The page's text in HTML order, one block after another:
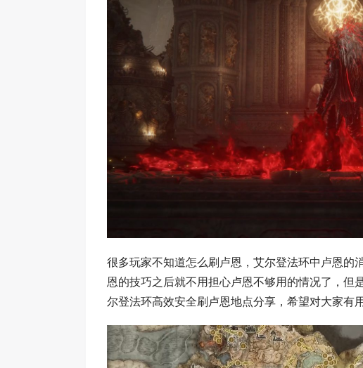
很多玩家不知道怎么刷卢恩，艾尔登法环中卢恩的
恩的技巧之后就不用担心卢恩不够用的情况了，
尔登法环高效安全刷卢恩地点分享，希望对大家有用